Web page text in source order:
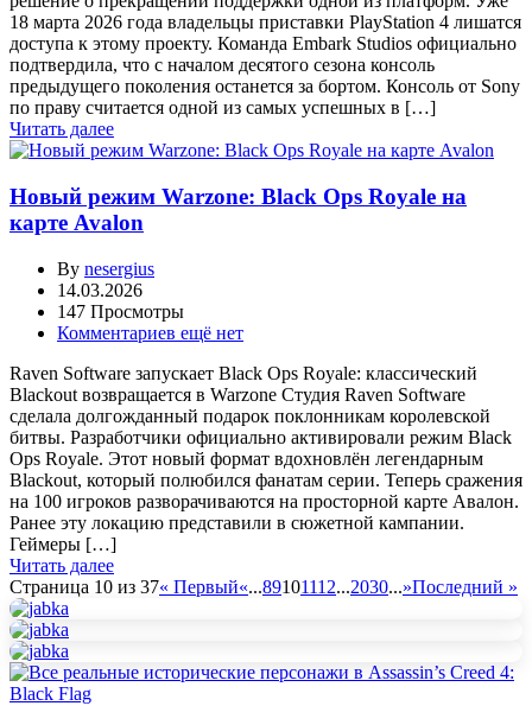
18 марта 2026 года владельцы приставки PlayStation 4 лишатся
доступа к этому проекту. Команда Embark Studios официально
подтвердила, что с началом десятого сезона консоль
предыдущего поколения останется за бортом. Консоль от Sony
по праву считается одной из самых успешных в […]
Читать далее
Новый режим Warzone: Black Ops Royale на
карте Avalon
By nesergius
14.03.2026
147 Просмотры
Комментариев ещё нет
Raven Software запускает Black Ops Royale: классический
Blackout возвращается в Warzone Студия Raven Software
сделала долгожданный подарок поклонникам королевской
битвы. Разработчики официально активировали режим Black
Ops Royale. Этот новый формат вдохновлён легендарным
Blackout, который полюбился фанатам серии. Теперь сражения
на 100 игроков разворачиваются на просторной карте Авалон.
Ранее эту локацию представили в сюжетной кампании.
Геймеры […]
Читать далее
Страница 10 из 37« Первый«...89101112...2030...»Последний »